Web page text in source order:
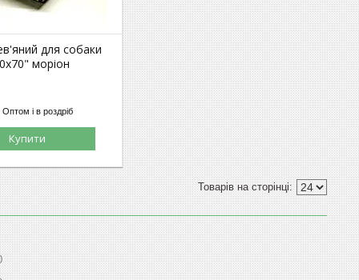
для собаки
моріон
Оптом і в роздріб
Купити